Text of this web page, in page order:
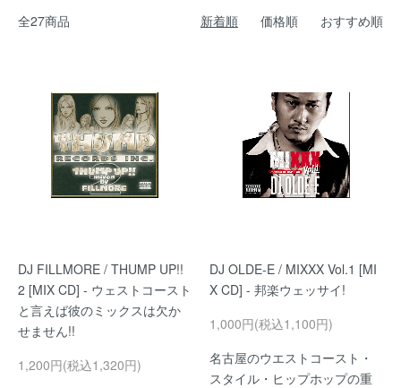
全27商品 新着順 価格順 おすすめ順
DJ FILLMORE / THUMP UP!!
2 [MIX CD] - ウェストコースト
と言えば彼のミックスは欠か
せません!!
1,200円(税込1,320円)
DJ OLDE-E / MIXXX Vol.1 [MI
X CD] - 邦楽ウェッサイ!
1,000円(税込1,100円)
名古屋のウエストコースト・
スタイル・ヒップホップの重